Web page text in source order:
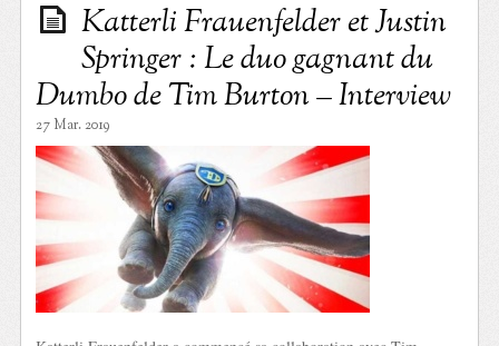
Katterli Frauenfelder et Justin
Springer : Le duo gagnant du
Dumbo de Tim Burton – Interview
27 Mar. 2019